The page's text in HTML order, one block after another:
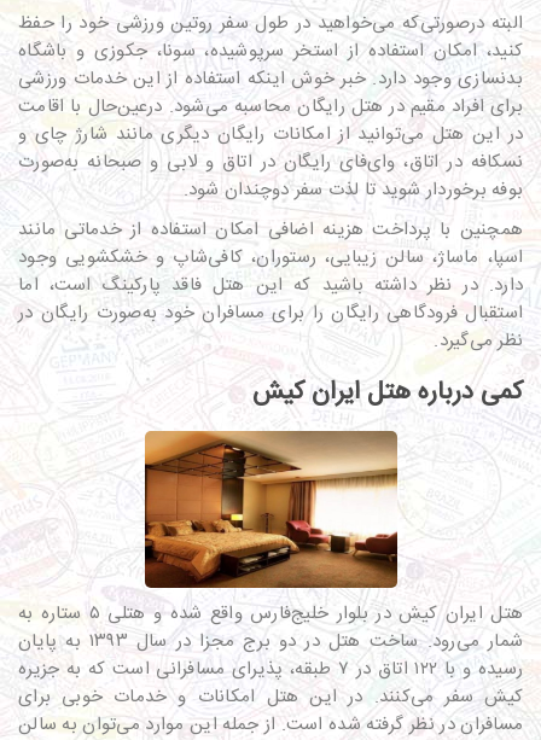
البته درصورتی‌که می‌خواهید در طول سفر روتین ورزشی خود را حفظ
کنید، امکان استفاده از استخر سرپوشیده، سونا، جکوزی و باشگاه
بدنسازی وجود دارد. خبر خوش اینکه استفاده از این خدمات ورزشی
برای افراد مقیم در هتل رایگان محاسبه می‌شود. درعین‌حال با اقامت
در این هتل می‌توانید از امکانات رایگان دیگری مانند شارژ چای و
نسکافه در اتاق، وای‌فای رایگان در اتاق و لابی و صبحانه به‌صورت
بوفه برخوردار شوید تا لذت سفر دوچندان شود.
همچنین با پرداخت هزینه اضافی امکان استفاده از خدماتی مانند
اسپا، ماساژ، سالن زیبایی، رستوران، کافی‌شاپ و خشکشویی وجود
دارد. در نظر داشته باشید که این هتل فاقد پارکینگ است، اما
استقبال فرودگاهی رایگان را برای مسافران خود به‌صورت رایگان در
نظر می‌گیرد.
کمی درباره هتل ایران کیش
هتل ایران کیش در بلوار خلیج‌فارس واقع شده و هتلی ۵ ستاره به
شمار می‌رود. ساخت هتل در دو برج مجزا در سال ۱۳۹۳ به پایان
رسیده و با ۱۲۲ اتاق در ۷ طبقه، پذیرای مسافرانی است که به جزیره
کیش سفر می‌کنند. در این هتل امکانات و خدمات خوبی برای
مسافران در نظر گرفته شده است. از جمله این موارد می‌توان به سالن